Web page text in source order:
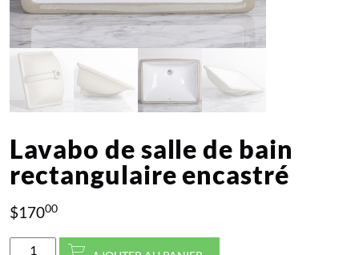
Lavabo de salle de bain
rectangulaire encastré
$17000
quantité